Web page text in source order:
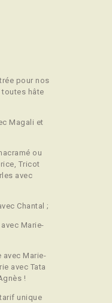
pour nos
toutes hâte
Magali et
ou
Tricot
avec
Chantal ;
Marie-
avec Marie-
avec Tata
!
unique